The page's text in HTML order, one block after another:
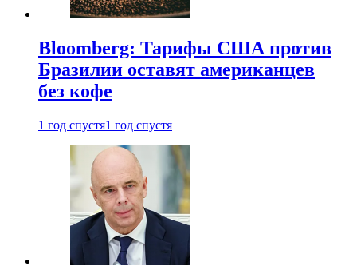
Bloomberg: Тарифы США против
Бразилии оставят американцев
без кофе
1 год спустя1 год спустя